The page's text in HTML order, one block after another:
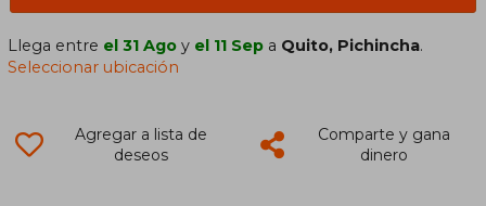
Llega entre el 31 Ago y el 11 Sep a Quito, Pichincha.
Seleccionar ubicación
Agregar a lista de
deseos
Comparte y gana
dinero